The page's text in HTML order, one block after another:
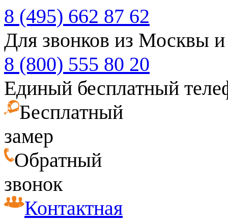
8 (495) 662 87 62
Для звонков из Москвы
8 (800) 555 80 20
Единый бесплатный
Бесплатный
замер
Обратный
звонок
Контактная